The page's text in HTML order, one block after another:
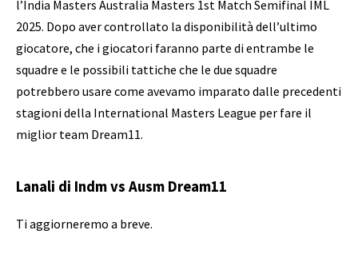
l’India Masters Australia Masters 1st Match Semifinal IML
2025. Dopo aver controllato la disponibilità dell’ultimo
giocatore, che i giocatori faranno parte di entrambe le
squadre e le possibili tattiche che le due squadre
potrebbero usare come avevamo imparato dalle precedenti
stagioni della International Masters League per fare il
miglior team Dream11.
Lanali di Indm vs Ausm Dream11
Ti aggiorneremo a breve.